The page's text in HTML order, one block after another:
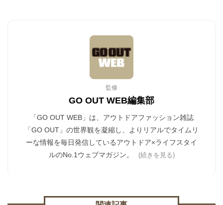
監修
GO OUT WEB編集部
「GO OUT WEB」は、アウトドアファッション雑誌
「GO OUT」の世界観を凝縮し、よりリアルでタイムリ
ーな情報を毎日発信しているアウトドア×ライフスタイ
ルのNo.1ウェブマガジン。
(続きを見る)